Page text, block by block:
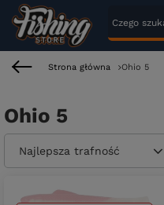
Strona główna Ohio 5
Ohio 5
Zmień sortowanie
Najlepsza trafność